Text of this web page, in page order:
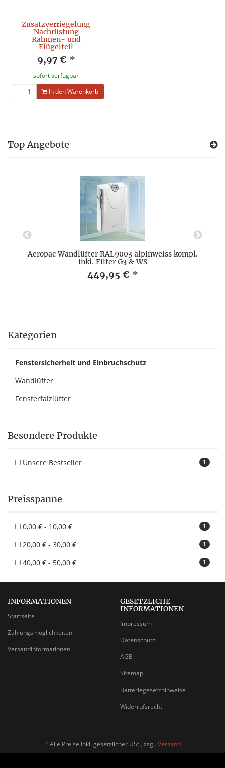
Zusatzverriegelung
Nachrüstung
Rahmen- und
Flügelteil
9,97 € *
sofort verfügbar
In den Warenkorb
Top Angebote
Aeropac Wandlüfter RAL9003 alpinweiss kompl.
inkl. Filter G3 & WS
449,95 € *
Kategorien
Fenstersicherheit und Einbruchschutz
Wandlüfter
Fensterfalzlüfter
Besondere Produkte
1
Unsere Bestseller
Preisspanne
1
0,00 € - 10,00 €
1
20,00 € - 30,00 €
1
40,00 € - 50,00 €
INFORMATIONEN
Startseite
Zahlungsmöglichkeiten
Versandinformationen
GESETZLICHE
INFORMATIONEN
Impressum
Datenschutz
AGB
Sitemap
Batteriegesetzhinweise
Widerrufsrecht
* Alle Preise inkl. gesetzlicher USt., zzgl. Versand